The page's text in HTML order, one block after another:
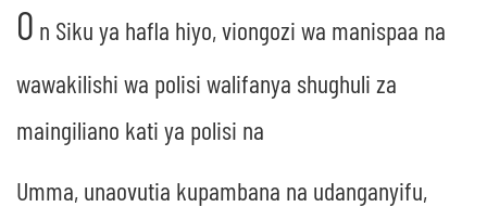
O n Siku ya hafla hiyo, viongozi wa manispaa na
wawakilishi wa polisi walifanya shughuli za
maingiliano kati ya polisi na
Umma, unaovutia kupambana na udanganyifu,